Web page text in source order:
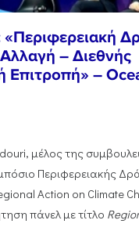
– Διεθνής
Επιτροπή» –
μέλος της
Περιφερειακής
Action on Climate
πάνελ με τίτλο